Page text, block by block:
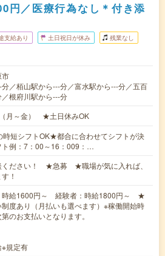
円／医療行為なし＊付き添
支給あり 土日祝日が休み 残業なし
市
／栢山駅から---分／富水駅から---分／五百
根府川駅から---分
月～金） ★土日休みOK
短シフトOK★都合に合わせてシフトが決
ト例：7：00～16：009：…
ください！ ★急募 ★職場が気に入れば、
！
時給1600円～ 経験者：時給1800円～ ★
制度あり（月払いも選べます）※稼働開始時
のお支払いとなります。
規定有